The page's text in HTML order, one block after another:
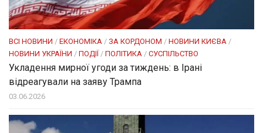
ВСІ НОВИНИ / ЕКОНОМІКА / ЗА КОРДОНОМ / НОВИНИ КИЄВА /
НОВИНИ УКРАЇНИ / ПОДІЇ / ПОЛІТИКА / СУСПІЛЬСТВО
Укладення мирної угоди за тиждень: в Ірані
відреагували на заяву Трампа
03.06.2026